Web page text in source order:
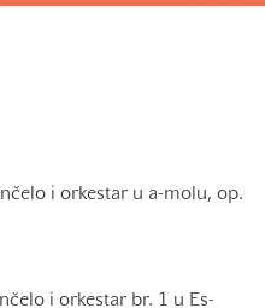
i orkestar u a-molu, op.
i orkestar br. 1 u Es-